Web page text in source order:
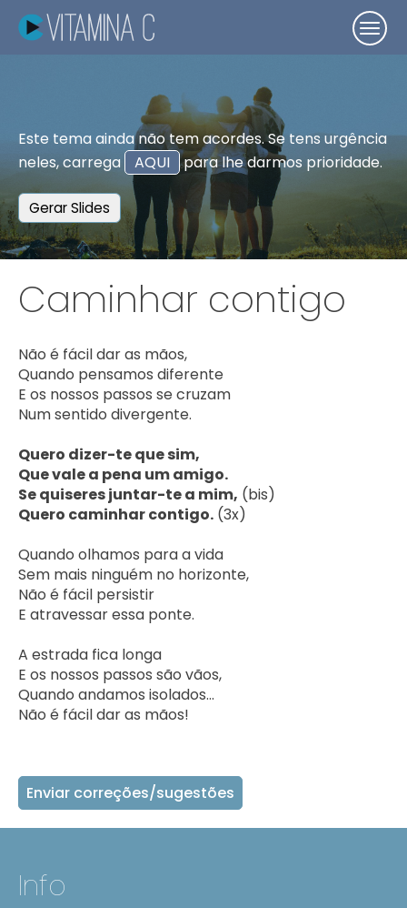
Este tema ainda não tem acordes. Se tens urgência
neles, carrega
AQUI para lhe darmos prioridade.
Gerar Slides
Caminhar contigo
Não é fácil dar as mãos,
Quando pensamos diferente
E os nossos passos se cruzam
Num sentido divergente.
Quero dizer-te que sim,
Que vale a pena um amigo.
Se quiseres juntar-te a mim,
Quero caminhar contigo. (3x)
Quando olhamos para a vida
Sem mais ninguém no horizonte,
Não é fácil persistir
E atravessar essa ponte.
A estrada fica longa
E os nossos passos são vãos,
Quando andamos isolados...
Não é fácil dar as mãos!
Enviar correções/sugestões
Info